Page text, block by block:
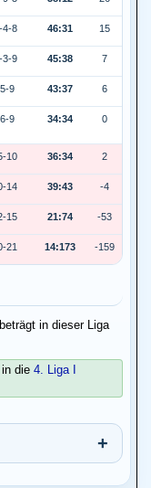
4-8 46:31 15
3-9 45:38 7
9 43:37 6
9 34:34 0
10 36:34 2
14 39:43 -4
15 21:74 -53
21 14:173 -159
in dieser Liga
die 4. Liga I